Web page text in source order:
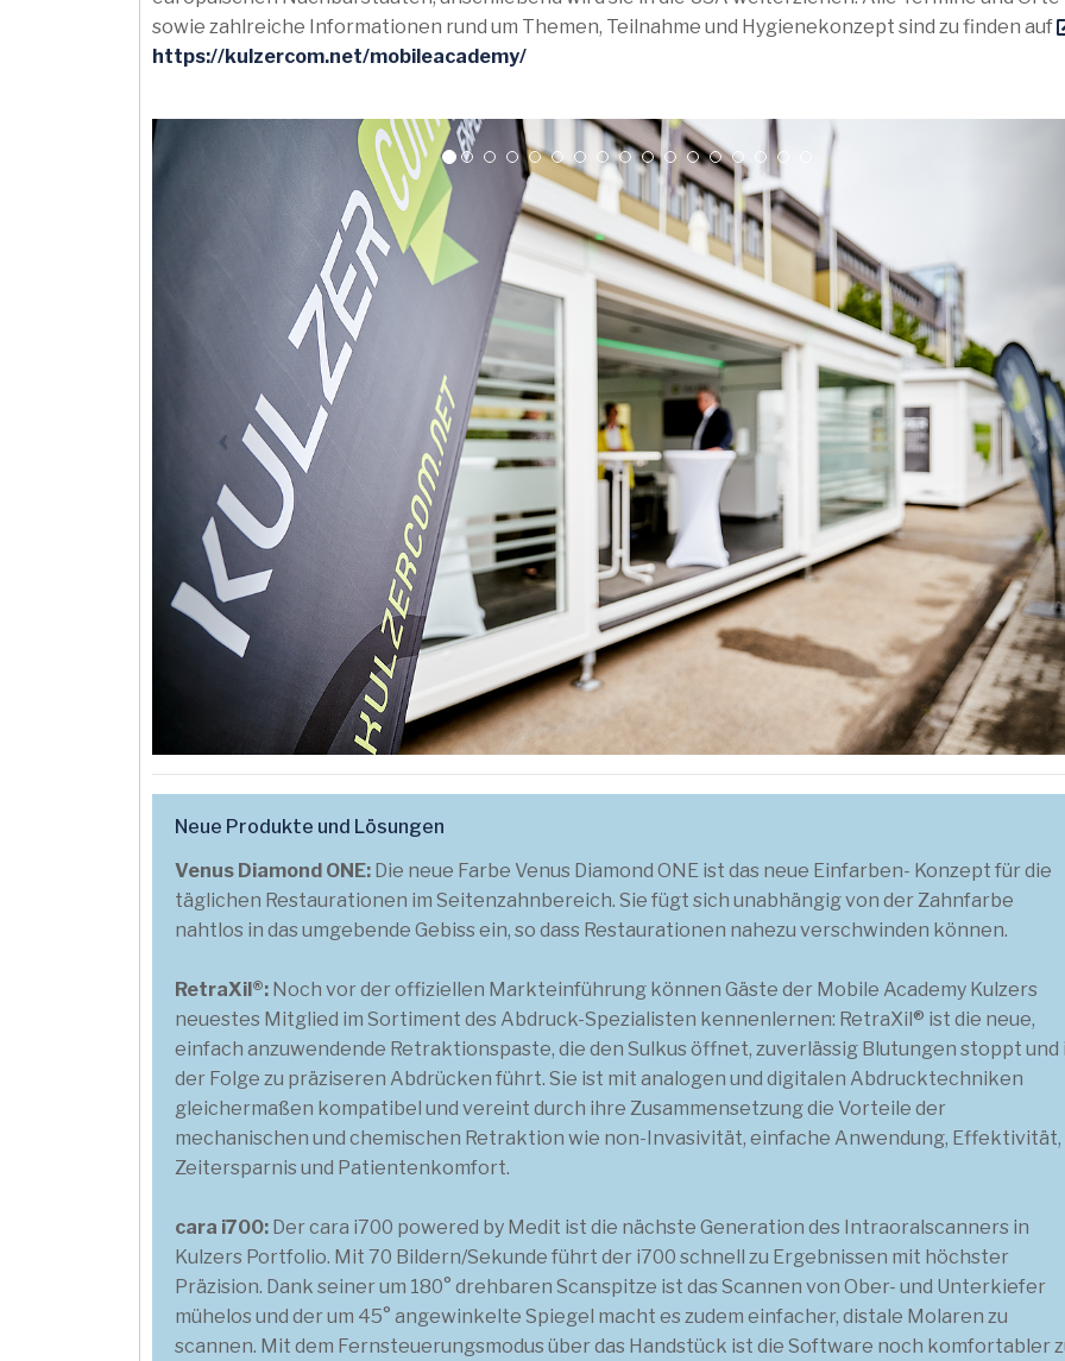
sowie zahlreiche Informationen rund um Themen, Teilnahme und Hygienekonzept sind zu finden auf
https://kulzercom.net/mobileacademy/
Neue Produkte und Lösungen
Venus Diamond ONE: Die neue Farbe Venus Diamond ONE ist das neue Einfarben- Konzept für die
täglichen Restaurationen im Seitenzahnbereich. Sie fügt sich unabhängig von der Zahnfarbe
nahtlos in das umgebende Gebiss ein, so dass Restaurationen nahezu verschwinden können.
RetraXil®: Noch vor der offiziellen Markteinführung können Gäste der Mobile Academy Kulzers
neuestes Mitglied im Sortiment des Abdruck-Spezialisten kennenlernen: RetraXil® ist die neue,
einfach anzuwendende Retraktionspaste, die den Sulkus öffnet, zuverlässig Blutungen stoppt und
der Folge zu präziseren Abdrücken führt. Sie ist mit analogen und digitalen Abdrucktechniken
gleichermaßen kompatibel und vereint durch ihre Zusammensetzung die Vorteile der
mechanischen und chemischen Retraktion wie non-Invasivität, einfache Anwendung, Effektivität,
Zeitersparnis und Patientenkomfort.
cara i700: Der cara i700 powered by Medit ist die nächste Generation des Intraoralscanners in
Kulzers Portfolio. Mit 70 Bildern/Sekunde führt der i700 schnell zu Ergebnissen mit höchster
Präzision. Dank seiner um 180° drehbaren Scanspitze ist das Scannen von Ober- und Unterkiefer
mühelos und der um 45° angewinkelte Spiegel macht es zudem einfacher, distale Molaren zu
scannen. Mit dem Fernsteuerungsmodus über das Handstück ist die Software noch komfortabler